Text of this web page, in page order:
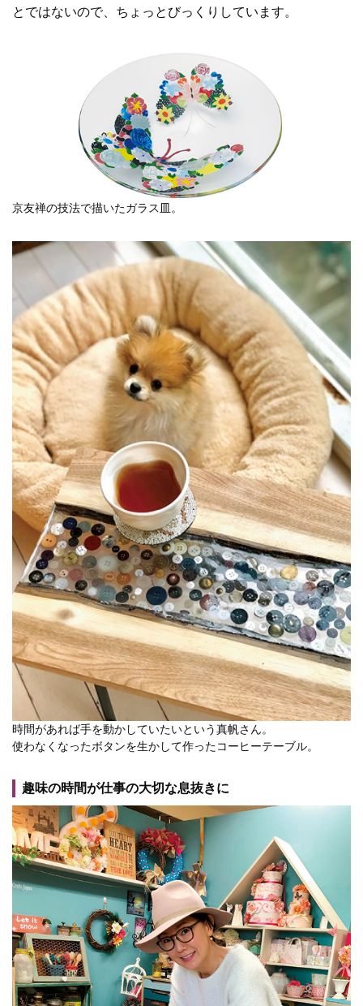
とではないので、ちょっとびっくりしています。
京友禅の技法で描いたガラス皿。
時間があれば手を動かしていたいという真帆さん。
使わなくなったボタンを生かして作ったコーヒーテーブル。
趣味の時間が仕事の大切な息抜きに